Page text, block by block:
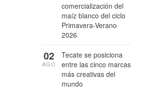
comercialización del
maíz blanco del ciclo
Primavera-Verano
2026
Tecate se posiciona
entre las cinco marcas
más creativas del
mundo
02
AGO